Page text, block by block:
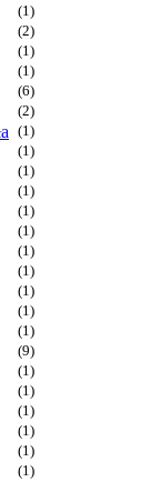
(1)
(2)
(1)
(1)
(6)
(2)
(1)
(1)
(1)
(1)
(1)
(1)
(1)
(1)
(1)
(1)
(1)
(9)
(1)
(1)
(1)
(1)
(1)
(1)